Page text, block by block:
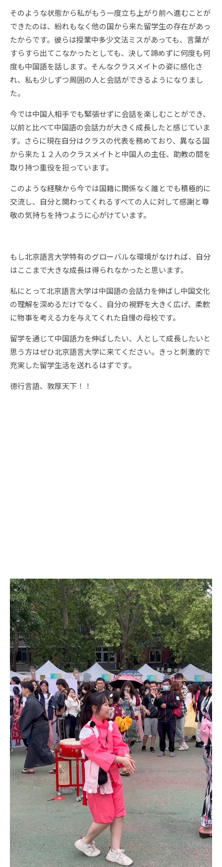
そのような状態から私がもう一度立ち上がり前へ進むことが
できたのは、紛れもなく他の国から来た留学生の存在があっ
たからです。彼らは授業中多少文法ミスがあっても、言葉が
すらすら出てこなかったとしても、決して諦めずに何度も何
度も中国語を話します。そんなクラスメイトの姿に感化さ
れ、私も少しずつ周囲の人と会話ができるようになりまし
た。
今では中国人相手でも緊張せずに会話を楽しむことができ、
以前と比べて中国語の会話力が大きく成長したと感じていま
す。さらに現在自分はクラスの代表を務めており、異なる国
から来た１２人のクラスメイトと中国人の主任、助教の間を
取り持つ重役を担っています。
このような経験から今では国籍に関係なく誰とでも積極的に
交流し、自分と関わってくれるすべての人に対して感謝と尊
敬の気持ちを持つように心がけています。
もし北京語言大学特有のグローバルな環境がなければ、自分
はここまで大きな成長は得られなかったと思います。
私にとって北京語言大学は中国語の会話力を伸ばし中国文化
の理解を深めるだけでなく、自分の視野を大きく広げ、柔軟
に物事を考える力を与えてくれた自慢の母校です。
留学を通じて中国語力を伸ばしたい、人として成長したいと
思う方はぜひ北京語言大学に来てください。きっと刺激的で
充実した留学生活を送れるはずです。
徳行言語、敦厚天下！！